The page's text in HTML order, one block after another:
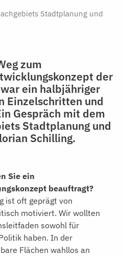
Stadtplanung und
zum
der
ein halbjähriger
Einzelschritten und
Gespräch mit dem
Stadtplanung und
Schilling.
Sie ein
beauftragt?
ist oft geprägt von
motiviert. Wir wollten
sowohl für
haben. In der
Flächen wahllos an